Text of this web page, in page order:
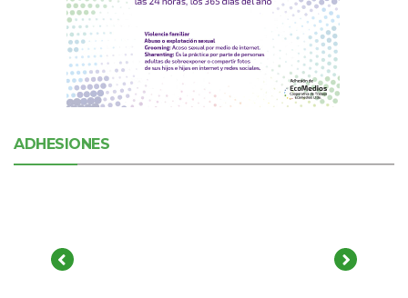
ADHESIONES